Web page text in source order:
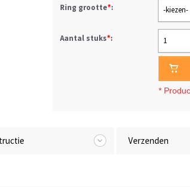
Ring grootte*: -kiezen-
Aantal stuks*: 1
*
Verzenden